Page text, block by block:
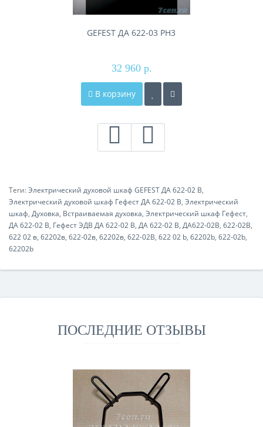
GEFEST ДА 622-03 РН3
32 960 р.
В корзину
Теги:Электрический духовой шкаф GEFEST ДА 622-02 В,
Электрический духовой шкаф Гефест ДА 622-02 В, Электрический
шкаф, Духовка, Встраиваемая духовка, Электрический шкаф Гефест,
ДА 622-02 В, Гефест ЭДВ ДА 622-02 В, ДА 622-02 В, ДА622-02В, 622-02В,
622 02 в, 62202в, 622-02в, 62202в, 622-02B, 622 02 b, 62202b, 622-02b,
62202b
ПОСЛЕДНИЕ ОТЗЫВЫ